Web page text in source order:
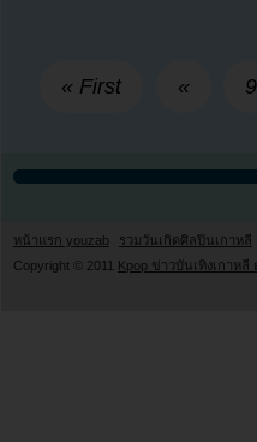
« First « 9
หน้าแรก youzab รวมวันเกิดศิลปินเกาหลี
Copyright © 2011
Kpop ข่าวบันเทิงเกาห